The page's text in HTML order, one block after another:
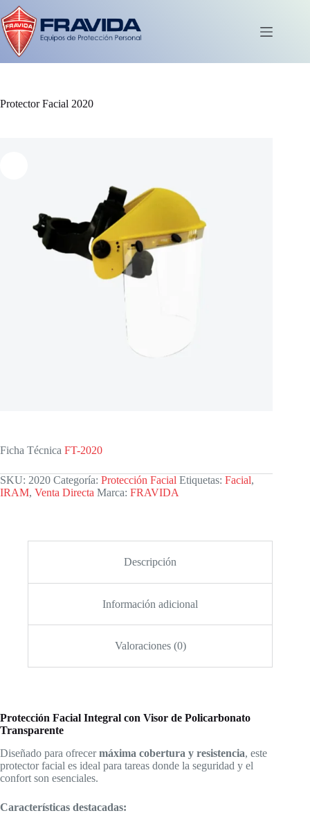
Saltar
al
contenido
Carro
compra
Protector Facial 2020
Ficha Técnica FT-2020
SKU: 2020 Categoría: Protección Facial Etiquetas: Facial,
IRAM, Venta Directa Marca: FRAVIDA
Descripción
Información adicional
Valoraciones (0)
Protección Facial Integral con Visor de Policarbonato
Transparente
Diseñado para ofrecermáxima cobertura y resistencia, este
protector facial es ideal para tareas donde la seguridad y el
confort son esenciales.
Características destacadas: